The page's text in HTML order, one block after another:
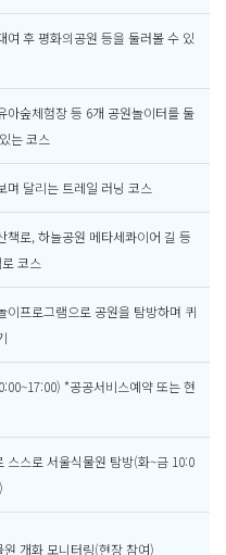
여 후 평화의공원 등을 둘러볼 수 있
아숲체험장 등 6개 공원놀이터를 둘
는 코스
며 달리는 트레일 러닝 코스
책로, 하늘공원 메타세콰이어 길 등
코스
이프로그램으로 공원을 탐방하며 퀴
*공공서비스예약 또는 현
스스로 서울식물원 탐방(화~금 10:0
원 개화 모니터링(현장 참여)